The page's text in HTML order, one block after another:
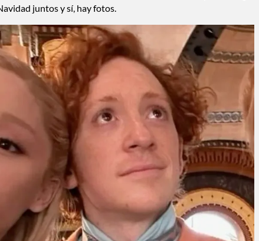
juntos y sí, hay fotos.